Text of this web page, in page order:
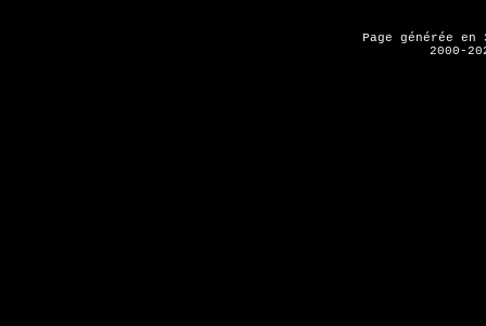
Page générée
2000-